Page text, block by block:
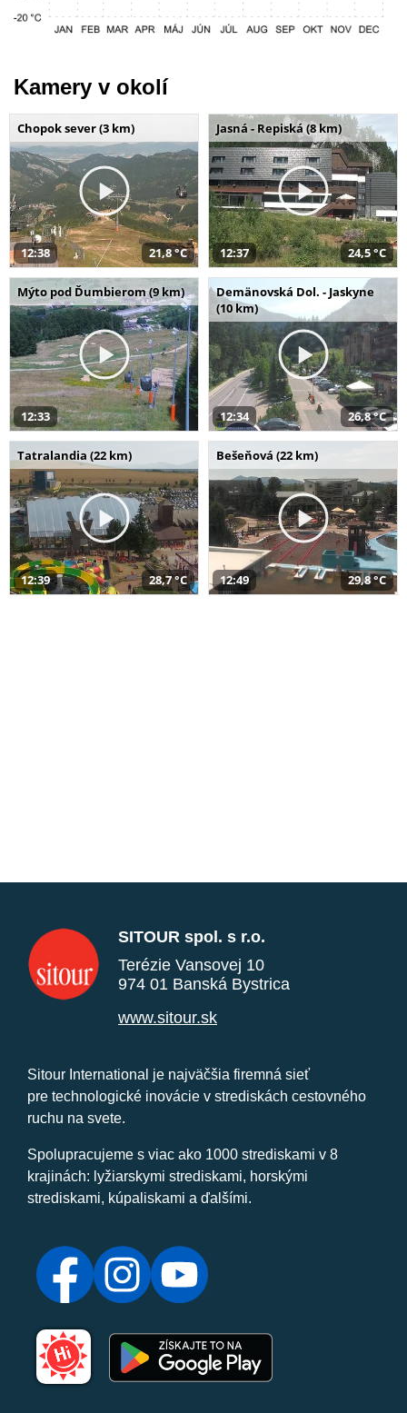
Kamery v okolí
Chopok sever (3 km)
12:38 21,8 °C
Jasná - Repiská (8 km)
12:37 24,5 °C
Mýto pod Ďumbierom (9 km)
12:33
Demänovská Dol. - Jaskyne
(10 km)
12:34 26,8 °C
Tatralandia (22 km)
12:39 28,7 °C
Bešeňová (22 km)
12:49 29,8 °C
SITOUR spol. s r.o.
Terézie Vansovej 10
974 01 Banská Bystrica
www.sitour.sk
Sitour International je najväčšia firemná sieť
pre technologické inovácie v strediskách cestovného
ruchu na svete.
Spolupracujeme s viac ako 1000 strediskami v 8
krajinách: lyžiarskymi strediskami, horskými
strediskami, kúpaliskami a ďalšími.